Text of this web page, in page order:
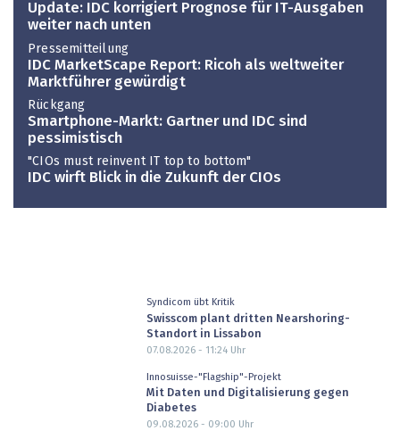
Update: IDC korrigiert Prognose für IT-Ausgaben
weiter nach unten
Pressemitteilung
IDC MarketScape Report: Ricoh als weltweiter
Marktführer gewürdigt
Rückgang
Smartphone-Markt: Gartner und IDC sind
pessimistisch
"CIOs must reinvent IT top to bottom"
IDC wirft Blick in die Zukunft der CIOs
Syndicom übt Kritik
Swisscom plant dritten Nearshoring-
Standort in Lissabon
07.08.2026 - 11:24Uhr
Innosuisse-"Flagship"-Projekt
Mit Daten und Digitalisierung gegen
Diabetes
09.08.2026 - 09:00 Uhr